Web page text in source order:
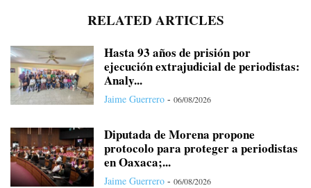
RELATED ARTICLES
Hasta 93 años de prisión por
ejecución extrajudicial de periodistas:
Analy...
Jaime Guerrero - 06/08/2026
Diputada de Morena propone
protocolo para proteger a periodistas
en Oaxaca;...
Jaime Guerrero - 06/08/2026